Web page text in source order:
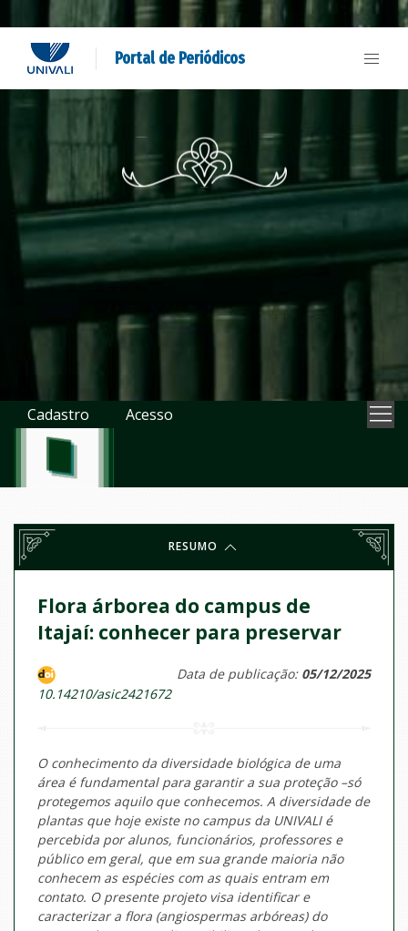
Portal de Periódicos
Cadastro Acesso
RESUMO
Flora árborea do campus de
Itajaí: conhecer para preservar
10.14210/asic2421672
Data de publicação: 05/12/2025
O conhecimento da diversidade biológica de uma
área é fundamental para garantir a sua proteção –só
protegemos aquilo que conhecemos. A diversidade de
plantas que hoje existe no campus da UNIVALI é
percebida por alunos, funcionários, professores e
público em geral, que em sua grande maioria não
conhecem as espécies com as quais entram em
contato. O presente projeto visa identificar e
caracterizar a flora (angiospermas arbóreas) do